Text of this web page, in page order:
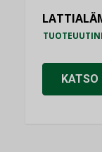
KATSO